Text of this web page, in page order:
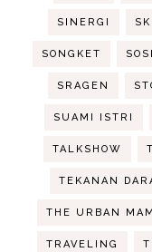
SINERGI
SONGKET
SRAGEN
SUAMI ISTRI
TALKSHOW
TEKANAN
THE URBAN
TRAVELING